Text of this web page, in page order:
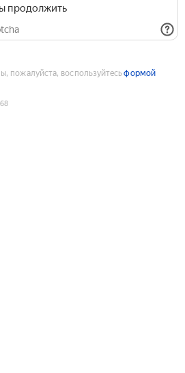
продолжить
пожалуйста, воспользуйтесьформой